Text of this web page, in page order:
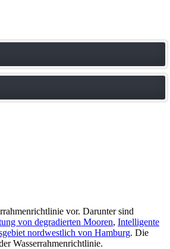
vor. Darunter sind
von degradierten Mooren, Intelligente
nordwestlich von Hamburg. Die
Wasserrahmenrichtlinie.